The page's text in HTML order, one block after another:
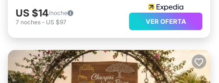
US $14/noche
7 noches - US $97 VER OFERTA